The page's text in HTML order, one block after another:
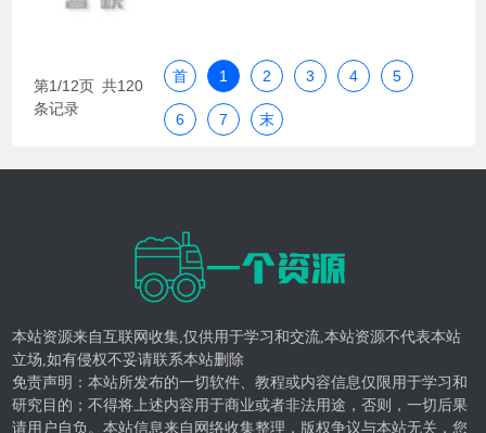
第1/12页 共120
条记录
首 1 2 3 4 5
6 7 末
本站资源来自互联网收集,仅供用于学习和交流,本站资源不代表本站
立场,如有侵权不妥请联系本站删除
免责声明：本站所发布的一切软件、教程或内容信息仅限用于学习和
研究目的；不得将上述内容用于商业或者非法用途，否则，一切后果
请用户自负。本站信息来自网络收集整理，版权争议与本站无关，您